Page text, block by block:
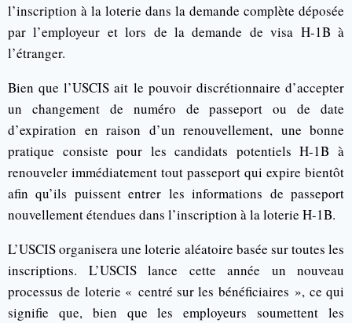
l’inscription à la loterie dans la demande complète déposée
par l’employeur et lors de la demande de visa H-1B à
l’étranger.
Bien que l’USCIS ait le pouvoir discrétionnaire d’accepter
un changement de numéro de passeport ou de date
d’expiration en raison d’un renouvellement, une bonne
pratique consiste pour les candidats potentiels H-1B à
renouveler immédiatement tout passeport qui expire bientôt
afin qu’ils puissent entrer les informations de passeport
nouvellement étendues dans l’inscription à la loterie H-1B.
L’USCIS organisera une loterie aléatoire basée sur toutes les
inscriptions. L’USCIS lance cette année un nouveau
processus de loterie « centré sur les bénéficiaires », ce qui
signifie que, bien que les employeurs soumettent les